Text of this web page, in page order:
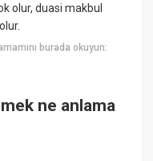
olur, duasi makbul
burada okuyun:
ne anlama